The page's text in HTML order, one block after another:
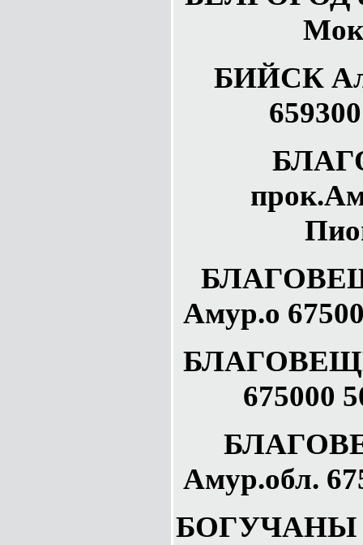
БИЙСК
Амур.о
675000
Амур.обл.
БОГУЧАНЫ